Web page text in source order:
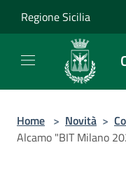
Regione Sicilia
Home > Novità >
Alcamo "BIT Milano